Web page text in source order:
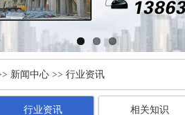
新闻中心 >> 行业资讯
行业资讯 相关知识